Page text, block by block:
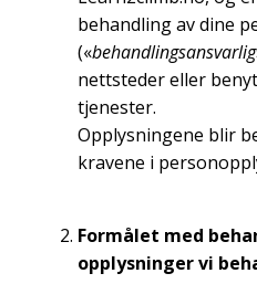
behandling av dine
(«behandlingsansvarlig
nettsteder eller
tjenester.
Opplysningene blir
kravene i
Formålet med
opplysninger vi